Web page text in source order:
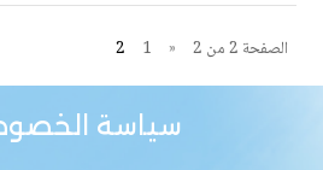
الصفحة 2 من 2 «
1
2
سياسة